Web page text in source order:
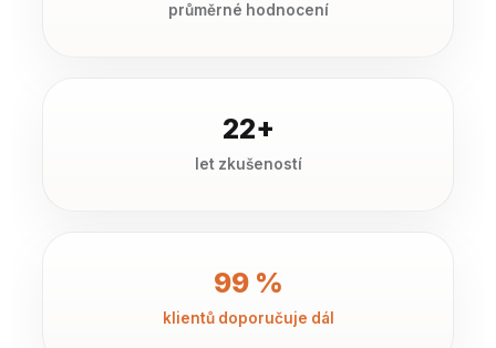
průměrné hodnocení
22+
let zkušeností
99 %
klientů doporučuje dál